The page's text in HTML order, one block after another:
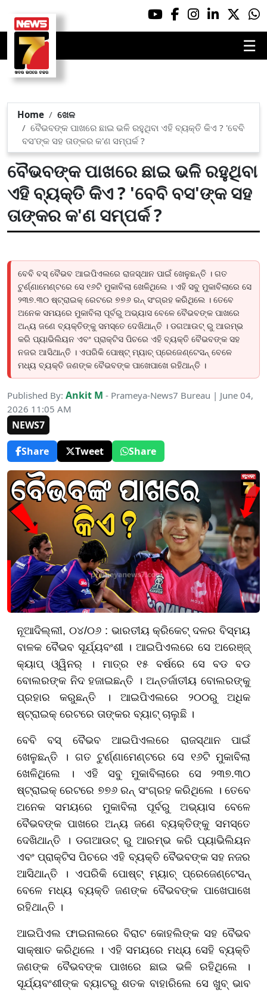
☰
Home
ଖେଳ
ବୈଭବଙ୍କ ପାଖରେ ଛାଇ ଭଳି ରହୁଥିବା ଏହି ବ୍ୟକ୍ତି କିଏ ? 'ବେବି
ବସ'ଙ୍କ ସହ ତାଙ୍କର କ'ଣ ସମ୍ପର୍କ ?
ବୈଭବଙ୍କ ପାଖରେ ଛାଇ ଭଳି ରହୁଥିବା
ଏହି ବ୍ୟକ୍ତି କିଏ ? 'ବେବି ବସ'ଙ୍କ ସହ
ତାଙ୍କର କ'ଣ ସମ୍ପର୍କ ?
ବେବି ବସ୍ ବୈଭବ ଆଇପିଏଲରେ ରାଜସ୍ଥାନ ପାଇଁ ଖେଳୁଛନ୍ତି । ଗତ
ଟୁର୍ଣ୍ଣାମେଣ୍ଟରେ ସେ ୧୬ଟି ମୁକାବିଲା ଖେଳିଥିଲେ । ଏହି ସବୁ ମୁକାବିଲାରେ ସେ
୨୩୭.୩୦ ଷ୍ଟ୍ରାଇକ୍ ରେଟରେ ୭୭୬ ରନ୍ ସଂଗ୍ରହ କରିଥିଲେ । ତେବେ
ଅନେକ ସମୟରେ ମୁକାବିଲା ପୂର୍ବରୁ ଅଭ୍ୟାସ ବେଳେ ବୈଭବଙ୍କ ପାଖରେ
ଅନ୍ୟ ଜଣେ ବ୍ୟକ୍ତିଙ୍କୁ ସମସ୍ତେ ଦେଖିଥାନ୍ତି । ଡଗଆଉଟ୍ ରୁ ଆରମ୍ଭ
କରି ପ୍ୟାଭିଲିୟନ ଏବଂ ପ୍ରାକ୍ଟିସ ପିଚରେ ଏହି ବ୍ୟକ୍ତି ବୈଭବଙ୍କ ସହ
ନଜର ଆସିଥାନ୍ତି । ଏପରିକି ପୋଷ୍ଟ୍ ମ୍ୟାଚ୍ ପ୍ରେଜେଣ୍ଟେସନ୍ ବେଳେ
ମଧ୍ୟ ବ୍ୟକ୍ତି ଜଣଙ୍କ ବୈଭବଙ୍କ ପାଖେପାଖେ ରହିଥାନ୍ତି ।
Published By: Ankit M - Prameya-News7 Bureau | June 04,
2026 11:05 AM
NEWS7
Share
Tweet Share
ନୂଆଦିଲ୍ଲୀ, ୦୪/୦୬ : ଭାରତୀୟ କ୍ରିକେଟ୍ ଦଳର ବିସ୍ମୟ
ବାଳକ ବୈଭବ ସୂର୍ଯ୍ୟବଂଶୀ । ଆଇପିଏଲରେ ସେ ଅରେଞ୍ଜ୍
କ୍ୟାପ୍ ଓ୍ୱିନର୍ । ମାତ୍ର ୧୫ ବର୍ଷରେ ସେ ବଡ ବଡ
ବୋଲରଙ୍କ ନିଦ ହଜାଇଛନ୍ତି । ଅନ୍ତର୍ଜାତୀୟ ବୋଲରଙ୍କୁ
ପ୍ରହାର କରୁଛନ୍ତି । ଆଇପିଏଲରେ ୨୦୦ରୁ ଅଧିକ
ଷ୍ଟ୍ରାଇକ୍ ରେଟରେ ତାଙ୍କର ବ୍ୟାଟ୍ ଚାଲୁଛି ।
ବେବି ବସ୍ ବୈଭବ ଆଇପିଏଲରେ ରାଜସ୍ଥାନ ପାଇଁ
ଖେଳୁଛନ୍ତି । ଗତ ଟୁର୍ଣ୍ଣାମେଣ୍ଟରେ ସେ ୧୬ଟି ମୁକାବିଲା
ଖେଳିଥିଲେ । ଏହି ସବୁ ମୁକାବିଲାରେ ସେ ୨୩୭.୩୦
ଷ୍ଟ୍ରାଇକ୍ ରେଟରେ ୭୭୬ ରନ୍ ସଂଗ୍ରହ କରିଥିଲେ । ତେବେ
ଅନେକ ସମୟରେ ମୁକାବିଲା ପୂର୍ବରୁ ଅଭ୍ୟାସ ବେଳେ
ବୈଭବଙ୍କ ପାଖରେ ଅନ୍ୟ ଜଣେ ବ୍ୟକ୍ତିଙ୍କୁ ସମସ୍ତେ
ଦେଖିଥାନ୍ତି । ଡଗଆଉଟ୍ ରୁ ଆରମ୍ଭ କରି ପ୍ୟାଭିଲିୟନ
ଏବଂ ପ୍ରାକ୍ଟିସ ପିଚରେ ଏହି ବ୍ୟକ୍ତି ବୈଭବଙ୍କ ସହ ନଜର
ଆସିଥାନ୍ତି । ଏପରିକି ପୋଷ୍ଟ୍ ମ୍ୟାଚ୍ ପ୍ରେଜେଣ୍ଟେସନ୍
ବେଳେ ମଧ୍ୟ ବ୍ୟକ୍ତି ଜଣଙ୍କ ବୈଭବଙ୍କ ପାଖେପାଖେ
ରହିଥାନ୍ତି ।
ଆଇପିଏଲ ଫାଇନାଲରେ ବିରାଟ କୋହଲିଙ୍କ ସହ ବୈଭବ
ସାକ୍ଷାତ କରିଥିଲେ । ଏହି ସମୟରେ ମଧ୍ୟ ସେହି ବ୍ୟକ୍ତି
ଜଣଙ୍କ ବୈଭବଙ୍କ ପାଖରେ ଛାଇ ଭଳି ରହିଥିଲେ ।
ସୂର୍ଯ୍ୟବଂଶୀଙ୍କ ବ୍ୟାଟରୁ ଶତକ ବାହାରିଲେ ସେ ଖୁବ୍ ଭାବ